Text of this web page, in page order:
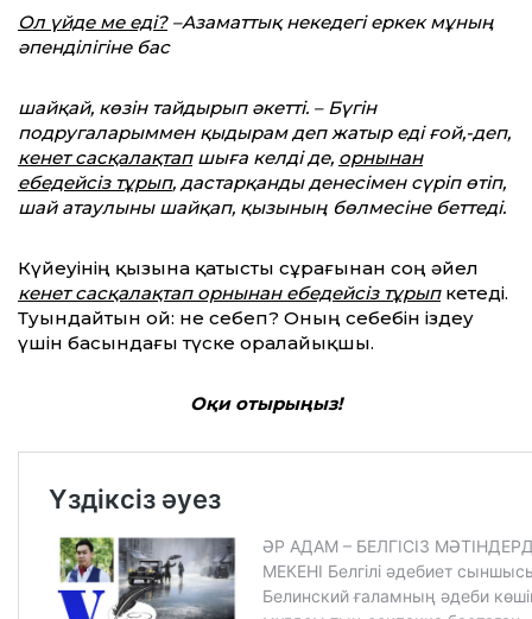
Ол үйде ме еді?–Азаматтық некедегі еркек мұның
әпенділігіне бас
шайқай, көзін тайдырып әкетті. – Бүгін
подругаларыммен қыдырам деп жатыр еді ғой,-деп,
кенет сасқалақтапшыға келді де, орнынан
ебедейсіз тұрып, дастарқанды денесімен сүріп өтіп,
шай атаулыны шайқап, қызының бөлмесіне беттеді.
Күйеуінің қызына қатысты сұрағынан соң әйел
кенет сасқалақтап орнынан ебедейсіз тұрып кетеді.
Туындайтын ой: не себеп? Оның себебін іздеу
үшін басындағы түске оралайықшы.
Оқи отырыңыз!